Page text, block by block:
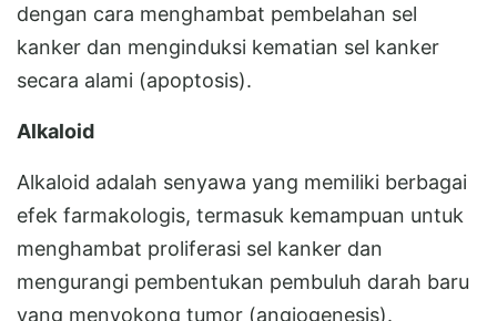
dengan cara menghambat pembelahan sel
kanker dan menginduksi kematian sel kanker
secara alami (apoptosis).
Alkaloid
Alkaloid adalah senyawa yang memiliki berbagai
efek farmakologis, termasuk kemampuan untuk
menghambat proliferasi sel kanker dan
mengurangi pembentukan pembuluh darah baru
yang menyokong tumor (angiogenesis).